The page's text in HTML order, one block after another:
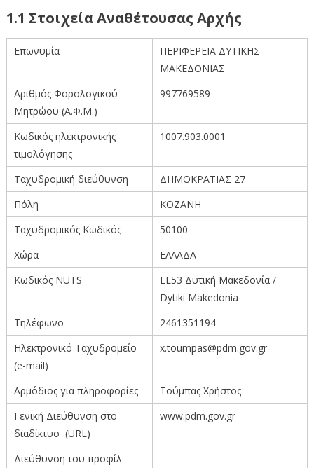
1.1 Στοιχεία Αναθέτουσας Αρχής
Επωνυμία
ΠΕΡΙΦΕΡΕΙΑ ΔΥΤΙΚΗΣ
ΜΑΚΕΔΟΝΙΑΣ
Αριθμός Φορολογικού
Μητρώου (Α.Φ.Μ.)
997769589
Κωδικός ηλεκτρονικής
τιμολόγησης
1007.903.0001
Ταχυδρομική διεύθυνση
ΔΗΜΟΚΡΑΤΙΑΣ 27
Πόλη
ΚΟΖΑΝΗ
Ταχυδρομικός Κωδικός
50100
Χώρα
ΕΛΛΑΔΑ
Κωδικός ΝUTS
EL53 Δυτική Μακεδονία /
Dytiki Makedonia
Τηλέφωνο
2461351194
Ηλεκτρονικό Ταχυδρομείο
(e-mail)
x.toumpas@pdm.gov.gr
Αρμόδιος για πληροφορίες
Τούμπας Χρήστος
Γενική Διεύθυνση στο
διαδίκτυο (URL)
www.pdm.gov.gr
Διεύθυνση του προφίλ